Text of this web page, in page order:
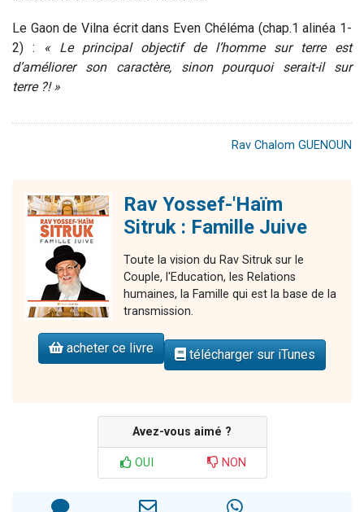
Le Gaon de Vilna écrit dans Even Chéléma (chap.1 alinéa 1-
2) :
« Le principal objectif de l’homme sur terre est
d’améliorer son caractère, sinon pourquoi serait-il sur
terre ?! »
Rav Chalom GUENOUN
Rav Yossef-'Haïm
Sitruk : Famille Juive
Toute la vision du Rav Sitruk sur le
Couple, l'Education, les Relations
humaines, la Famille qui est la base de la
transmission.
acheter ce livre télécharger sur iTunes
Avez-vous aimé ?
OUI NON